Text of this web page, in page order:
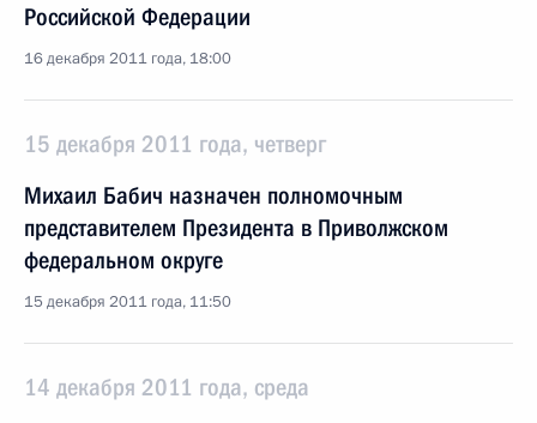
Российской Федерации
16 декабря 2011 года, 18:00
15 декабря 2011 года, четверг
Михаил Бабич назначен полномочным
представителем Президента в Приволжском
федеральном округе
15 декабря 2011 года, 11:50
14 декабря 2011 года, среда